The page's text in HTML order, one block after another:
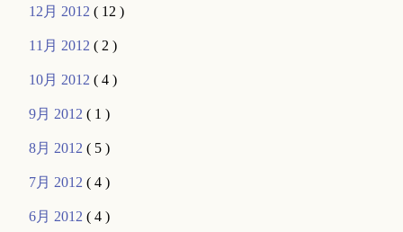
12月 2012( 12 )
11月 2012( 2 )
10月 2012( 4 )
9月 2012( 1 )
8月 2012( 5 )
7月 2012( 4 )
6月 2012( 4 )